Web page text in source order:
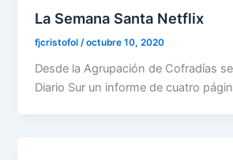
La Semana Santa Netflix
fjcristofol /octubre 10, 2020
Desde la Agrupación de Cofradías
Diario Sur un informe de cuatro